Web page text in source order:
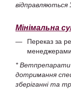
Мінімальна
Переказ за
менеджерами
*
дотримання
зберіганні та